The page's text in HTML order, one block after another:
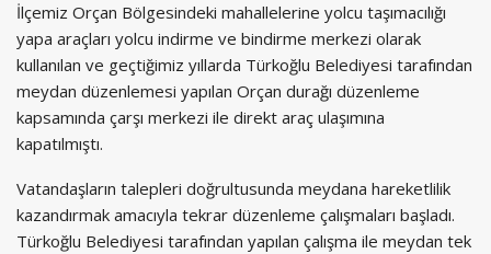
İlçemiz Orçan Bölgesindeki mahallelerine yolcu taşımacılığı
yapa araçları yolcu indirme ve bindirme merkezi olarak
kullanılan ve geçtiğimiz yıllarda Türkoğlu Belediyesi tarafından
meydan düzenlemesi yapılan Orçan durağı düzenleme
kapsamında çarşı merkezi ile direkt araç ulaşımına
kapatılmıştı.
Vatandaşların talepleri doğrultusunda meydana hareketlilik
kazandırmak amacıyla tekrar düzenleme çalışmaları başladı.
Türkoğlu Belediyesi tarafından yapılan çalışma ile meydan tek